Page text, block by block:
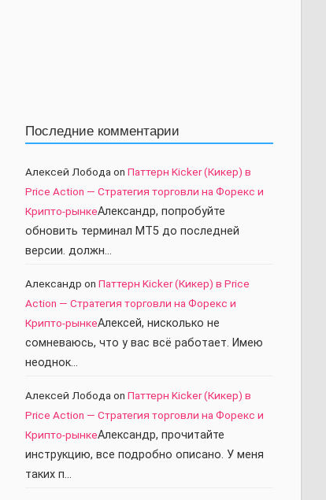
Последние комментарии
Алексей Лободаon Паттерн Kicker (Кикер) в
Price Action — Стратегия торговли на Форекс и
Крипто-рынкеАлександр, попробуйте
обновить терминал МТ5 до последней
версии. должн…
Александр on Паттерн Kicker (Кикер) в Price
Action — Стратегия торговли на Форекс и
Крипто-рынкеАлексей, нисколько не
сомневаюсь, что у вас всё работает. Имею
неоднок…
Алексей Лободаon Паттерн Kicker (Кикер) в
Price Action — Стратегия торговли на Форекс и
Крипто-рынкеАлександр, прочитайте
инструкцию, все подробно описано. У меня
таких п…